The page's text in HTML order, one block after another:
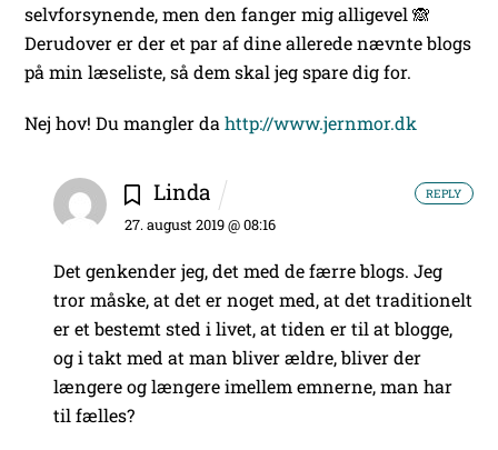
selvforsynende, men den fanger mig alligevel 🙈
Derudover er der et par af dine allerede nævnte blogs
på min læseliste, så dem skal jeg spare dig for.
Nej hov! Du mangler dahttp://www.jernmor.dk
Linda
27. august 2019 @ 08:16
Det genkender jeg, det med de færre blogs. Jeg
tror måske, at det er noget med, at det traditionelt
er et bestemt sted i livet, at tiden er til at blogge,
og i takt med at man bliver ældre, bliver der
længere og længere imellem emnerne, man har
til fælles?
REPLY